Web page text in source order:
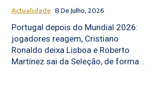
Actualidade 8 De Julho, 2026
Portugal depois do Mundial 2026:
jogadores reagem, Cristiano
Ronaldo deixa Lisboa e Roberto
Martínez sai da Seleção, de forma...